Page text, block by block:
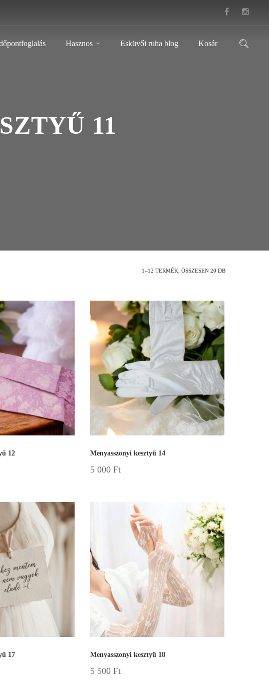
Hasznos Esküvői ruha blog Kosár
11
1–12 TERMÉK, ÖSSZESEN 20 DB
12 Menyasszonyi kesztyű 14
5 000 Ft
17 Menyasszonyi kesztyű 18
5 500 Ft